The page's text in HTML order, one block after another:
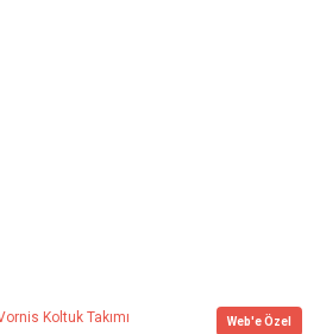
Web'e Özel